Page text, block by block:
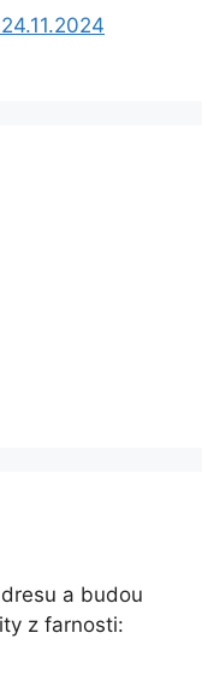
a budou
z farnosti: